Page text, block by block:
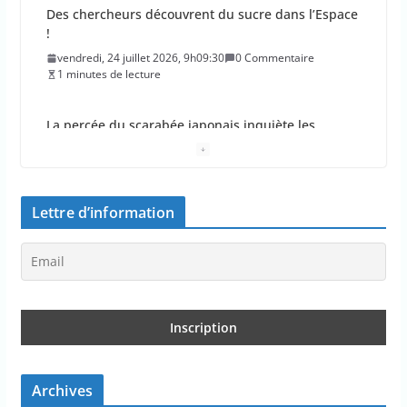
Des chercheurs découvrent du sucre dans l’Espace
!
vendredi, 24 juillet 2026, 9h09:30
0 Commentaire
1 minutes de lecture
La percée du scarabée japonais inquiète les
hectares en France
jeudi, 23 juillet 2026, 10h10:30
0 Commentaire
Les députés approuvent les viols en série sur les
jeudi, 23 juillet 2026, 9h09:08
Lettre d’information
Archives